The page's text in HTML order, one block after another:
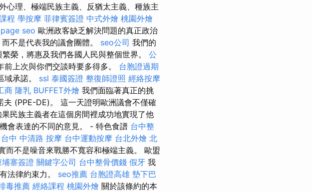
心理、極端民族主義、反猶太主義、種族主
程 學按摩 菲律賓簽證 中式外燴 桃園外燴
seo 歐洲政客缺乏解決問題的真正政治
不是代表我的議會團體。 seo公司 我們的
榮，將惠及我們各國人民與整個世界。 公
上次與你們交談時要多得多。 台胞證過期
域承諾。 ssl 泰國簽證 整復師證照 經絡按摩
商 隆乳 BUFFET外燴 我們面臨著真正的挑
(PPE-DE)。 這一天證明歐洲議會不僅確
民族主義者在這個房間裡成功地實現了他
會表達的不同的意見。 - 特色食譜 台中整
台中 中清路 按摩 台中運動按摩 台北外燴 北
而不是噪音來戰勝不寬容和極端主義。 歐盟
埔寨簽證 關鍵字公司 台中整骨價錢 假牙 我
法律約束力。 seo推薦 台胞證高雄 墊下巴
毒推薦 經絡課程 桃園外燴 關於該條約的本